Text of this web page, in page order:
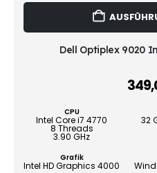
Dell Optiplex 9020
CPU
Intel Core i7 4770
8 Threads
3.90 GHz
32
Grafik
Intel HD Graphics 4000